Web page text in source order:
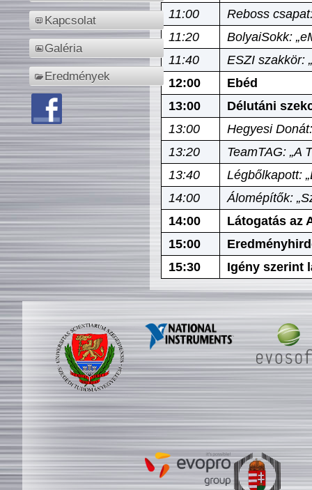
Kapcsolat
Galéria
Eredmények
11:00
Reboss
11:20
BolyaiSokk:
11:40
ESZI szakkör:
12:00
Ebéd
13:00
Délutáni
13:00
Hegyesi
13:20
TeamTAG: „A
13:40
Légbőlkapott:
14:00
Álomépítők:
14:00
Látogatás az
15:00
15:30
Igény szerint